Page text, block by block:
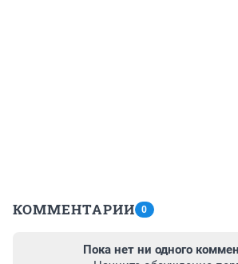
КОММЕНТАРИИ 0
Пока нет ни одного